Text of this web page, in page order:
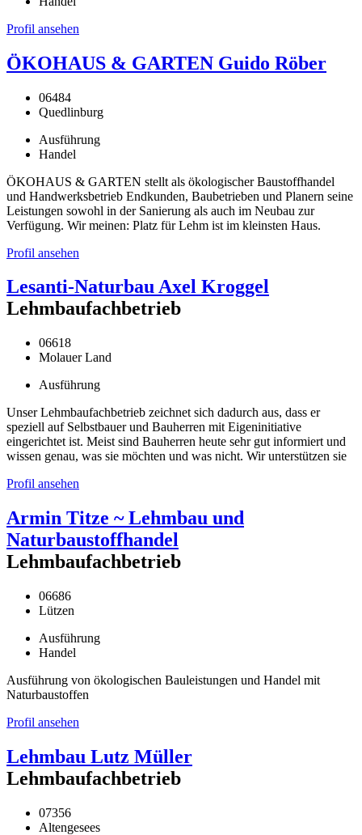
Profil ansehen
ÖKOHAUS & GARTEN Guido Röber
06484
Quedlinburg
Ausführung
Handel
ÖKOHAUS & GARTEN stellt als ökologischer Baustoffhandel
und Handwerksbetrieb Endkunden, Baubetrieben und Planern seine
Leistungen sowohl in der Sanierung als auch im Neubau zur
Verfügung. Wir meinen: Platz für Lehm ist im kleinsten Haus.
Profil ansehen
Lesanti-Naturbau Axel Kroggel
Lehmbaufachbetrieb
06618
Molauer Land
Ausführung
Unser Lehmbaufachbetrieb zeichnet sich dadurch aus, dass er
speziell auf Selbstbauer und Bauherren mit Eigeninitiative
eingerichtet ist. Meist sind Bauherren heute sehr gut informiert und
wissen genau, was sie möchten und was nicht. Wir unterstützen sie
Profil ansehen
Armin Titze ~ Lehmbau und
Naturbaustoffhandel
Lehmbaufachbetrieb
06686
Lützen
Ausführung
Handel
Ausführung von ökologischen Bauleistungen und Handel mit
Naturbaustoffen
Profil ansehen
Lehmbau Lutz Müller
Lehmbaufachbetrieb
07356
Altengesees